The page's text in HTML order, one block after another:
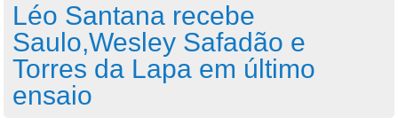
Léo Santana recebe
Saulo,Wesley Safadão e
Torres da Lapa em último
ensaio